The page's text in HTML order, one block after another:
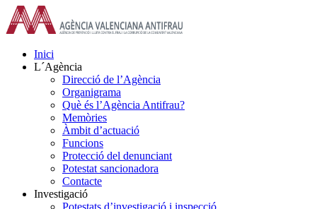
Skip
to
content
Inici
L´Agència
Direcció de l’Agència
Organigrama
Què és l’Agència Antifrau?
Memòries
Àmbit d’actuació
Funcions
Protecció del denunciant
Potestat sancionadora
Contacte
Investigació
Potestats d’investigació i inspecció